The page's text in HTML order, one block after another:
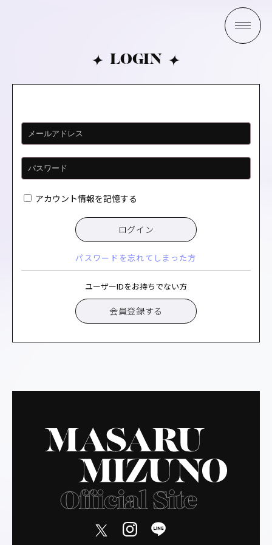
LOGIN
アカウント情報を記憶する
ログイン
パスワードを忘れてしまった方
ユーザーIDをお持ちでない方
会員登録する